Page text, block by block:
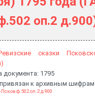
оп.2
сказки
документа: 1795
к архивным
ф.502 оп.2 д.900